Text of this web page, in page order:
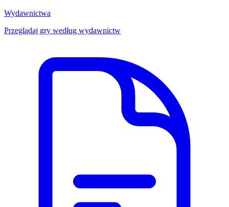
Wydawnictwa
Przeglądaj gry według wydawnictw